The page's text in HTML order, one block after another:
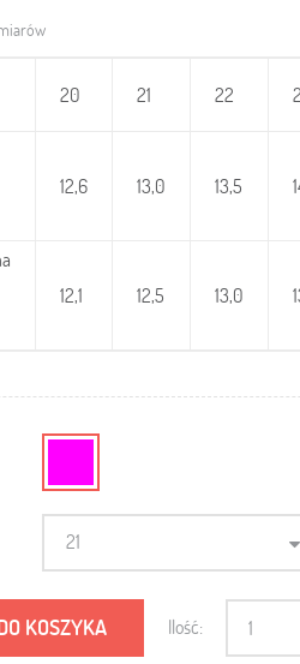
20 21 22
12,6 13,0 13,5
12,1 12,5 13,0
21
KOSZYKA Ilość: